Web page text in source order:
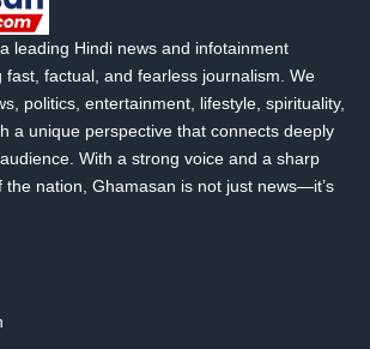
leading Hindi news and infotainment
fast, factual, and fearless journalism. We
politics, entertainment, lifestyle, spirituality,
a unique perspective that connects deeply
With a strong voice and a sharp
the nation, Ghamasan is not just news—it’s